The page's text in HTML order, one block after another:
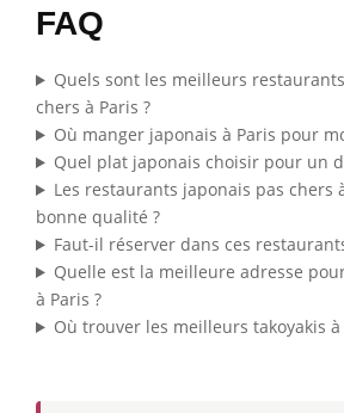
FAQ
Quels sont les meilleurs
chers à Paris ?
Où manger japonais à Paris pour
Quel plat japonais choisir pour un
Les restaurants japonais pas chers
bonne qualité ?
Faut-il réserver dans ces
Quelle est la meilleure adresse
à Paris ?
Où trouver les meilleurs takoyakis à